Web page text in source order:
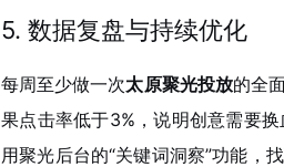
5. 数据复盘与持续优化
每周至少做一次太原聚光投放的全
果点击率低于3%，说明创意需要
用聚光后台的“关键词洞察”功能，